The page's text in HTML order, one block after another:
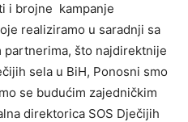
i brojne kampanje
realiziramo u saradnji sa
što najdirektnije
sela u BiH, Ponosni smo
se budućim zajedničkim
direktorica SOS Dječijih